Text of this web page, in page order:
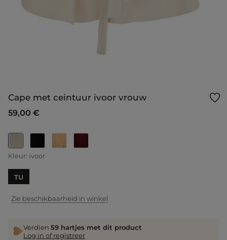
Cape met ceintuur ivoor vrouw
59,00 €
geselecteerd
Kleur: ivoor
TU
Zie beschikbaarheid in winkel
Verdien 59 hartjes met dit product
Log in of registreer